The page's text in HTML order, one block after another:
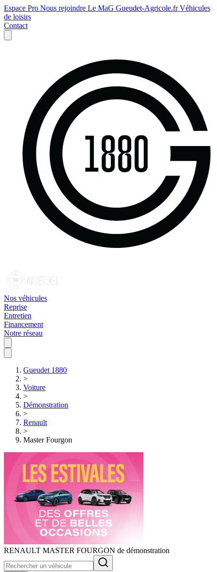
Espace Pro Nous rejoindre Le MaG Gueudet-Agricole.frVéhicules
de loisirs
Contact
Nos véhicules
Reprise
Entretien
Financement
Notre réseau
Gueudet 1880
>
Voiture
>
Démonstration
>
Renault
>
Master Fourgon
RENAULT MASTER FOURGON de démonstration